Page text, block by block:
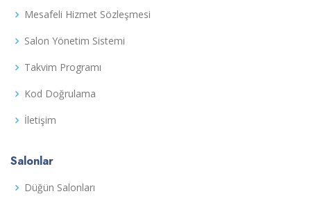
Mesafeli Hizmet Sözleşmesi
Salon Yönetim Sistemi
Takvim Programı
Kod Doğrulama
İletişim
Salonlar
Düğün Salonları